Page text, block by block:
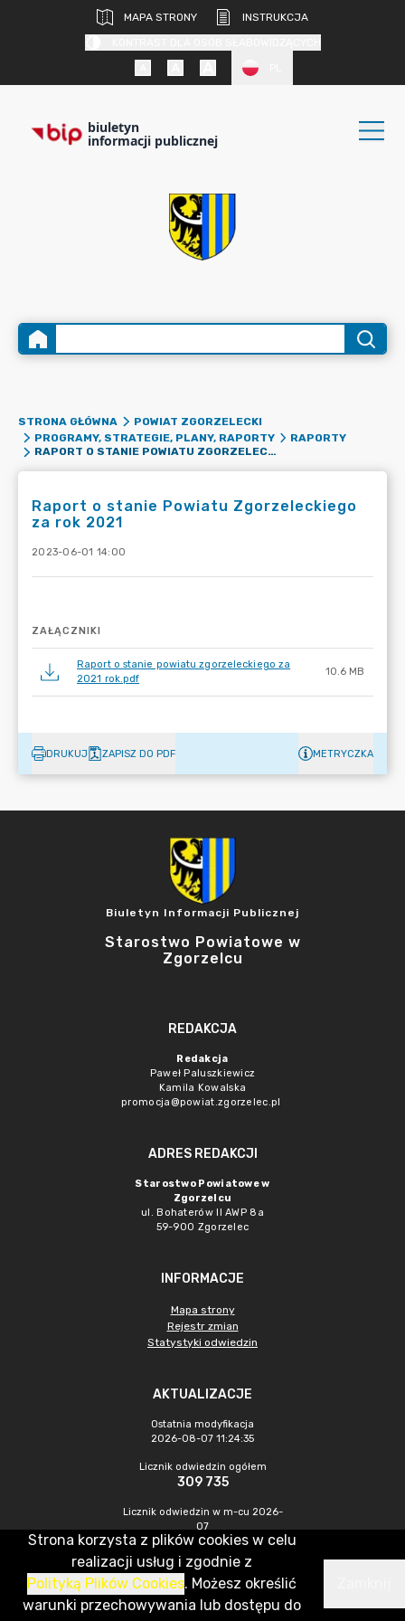
MAPA STRONY
INSTRUKCJA
biuletyn
informacji publicznej
STRONA GŁÓWNA
POWIAT ZGORZELECKI
PROGRAMY, STRATEGIE, PLANY, RAPORTY
RAPORTY
RAPORT O STANIE POWIATU ZGORZELECKIEGO ZA ROK 2021
Raport o stanie Powiatu Zgorzeleckiego
za rok 2021
2023-06-01 14:00
ZAŁĄCZNIKI
Raport o stanie powiatu zgorzeleckiego za
2021 rok.pdf
10.6 MB
DRUKUJ ZAPISZ DO PDF METRYCZKA
Biuletyn Informacji Publicznej
Starostwo Powiatowe w
Zgorzelcu
REDAKCJA
Redakcja
Paweł Paluszkiewicz
Kamila Kowalska
promocja@powiat.zgorzelec.pl
ADRES REDAKCJI
Starostwo Powiatowe w
Zgorzelcu
ul. Bohaterów II AWP 8a
59-900 Zgorzelec
INFORMACJE
Mapa strony
Rejestr zmian
Statystyki odwiedzin
AKTUALIZACJE
Ostatnia modyfikacja
2026-08-07 11:24:35
Licznik odwiedzin ogółem
309 735
Licznik odwiedzin w m-cu 2026-
07
433
CMS & Hosting: Nefeni Sp. z o.o.
Strona korzysta z plików cookies w celu
realizacji usług i zgodnie z
Polityką Plików Cookies. Możesz określić
warunki przechowywania lub dostępu do